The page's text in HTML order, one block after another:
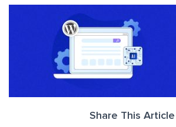
Share This Article